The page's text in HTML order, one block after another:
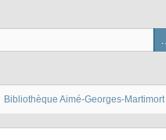
Bibliothèque Aimé-Georges-Martimort